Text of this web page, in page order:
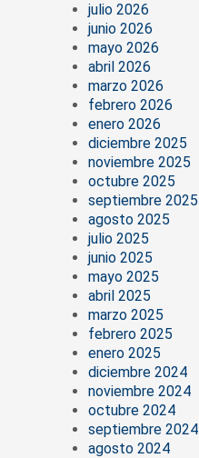
julio 2026
junio 2026
mayo 2026
abril 2026
marzo 2026
febrero 2026
enero 2026
diciembre 2025
noviembre 2025
octubre 2025
septiembre 2025
agosto 2025
julio 2025
junio 2025
mayo 2025
abril 2025
marzo 2025
febrero 2025
enero 2025
diciembre 2024
noviembre 2024
octubre 2024
septiembre 2024
agosto 2024